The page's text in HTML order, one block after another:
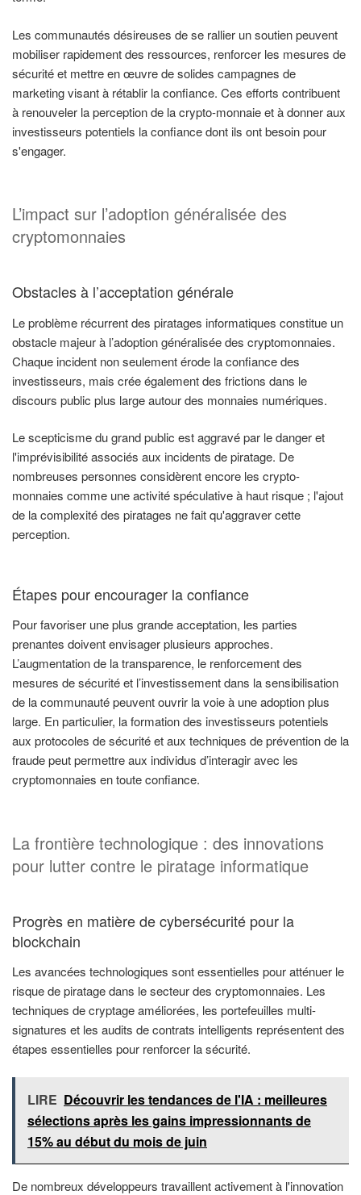
Les communautés désireuses de se rallier un soutien peuvent
mobiliser rapidement des ressources, renforcer les mesures de
sécurité et mettre en œuvre de solides campagnes de
marketing visant à rétablir la confiance. Ces efforts contribuent
à renouveler la perception de la crypto-monnaie et à donner aux
investisseurs potentiels la confiance dont ils ont besoin pour
s'engager.
L’impact sur l’adoption généralisée des
cryptomonnaies
Obstacles à l’acceptation générale
Le problème récurrent des piratages informatiques constitue un
obstacle majeur à l’adoption généralisée des cryptomonnaies.
Chaque incident non seulement érode la confiance des
investisseurs, mais crée également des frictions dans le
discours public plus large autour des monnaies numériques.
Le scepticisme du grand public est aggravé par le danger et
l'imprévisibilité associés aux incidents de piratage. De
nombreuses personnes considèrent encore les crypto-
monnaies comme une activité spéculative à haut risque ; l'ajout
de la complexité des piratages ne fait qu'aggraver cette
perception.
Étapes pour encourager la confiance
Pour favoriser une plus grande acceptation, les parties
prenantes doivent envisager plusieurs approches.
L’augmentation de la transparence, le renforcement des
mesures de sécurité et l’investissement dans la sensibilisation
de la communauté peuvent ouvrir la voie à une adoption plus
large. En particulier, la formation des investisseurs potentiels
aux protocoles de sécurité et aux techniques de prévention de la
fraude peut permettre aux individus d’interagir avec les
cryptomonnaies en toute confiance.
La frontière technologique : des innovations
pour lutter contre le piratage informatique
Progrès en matière de cybersécurité pour la
blockchain
Les avancées technologiques sont essentielles pour atténuer le
risque de piratage dans le secteur des cryptomonnaies. Les
techniques de cryptage améliorées, les portefeuilles multi-
signatures et les audits de contrats intelligents représentent des
étapes essentielles pour renforcer la sécurité.
LIRE Découvrir les tendances de l'IA : meilleures
sélections après les gains impressionnants de
15% au début du mois de juin
De nombreux développeurs travaillent activement à l'innovation